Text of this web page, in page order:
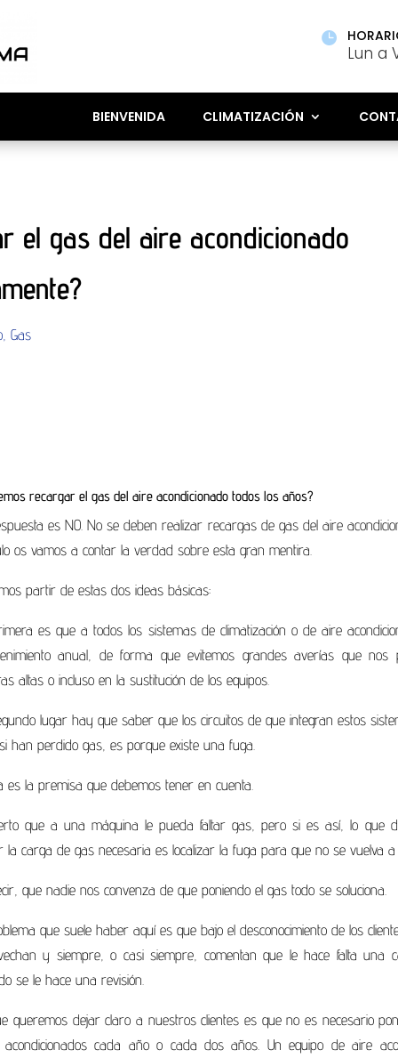

Lun a
BIENVENIDA CLIMATIZACIÓN
el gas del aire acondicionado
,Gas
recargar el gas del aire acondicionado todos los años?
es NO. No se deben realizar recargas de gas del aire
os vamos a contar la verdad sobre esta gran mentira.
partir de estas dos ideas básicas:
es que a todos los sistemas de climatización o de aire
anual, de forma que evitemos grandes averías que nos
altas o incluso en la sustitución de los equipos.
lugar hay que saber que los circuitos de que integran estos
han perdido gas, es porque existe una fuga.
es la premisa que debemos tener en cuenta.
que a una máquina le pueda faltar gas, pero si es así, lo que
la carga de gas necesaria es localizar la fuga para que no se vuelva a
que nadie nos convenza de que poniendo el gas todo se soluciona.
que suele haber aquí es que bajo el desconocimiento de los
y siempre, o casi siempre, comentan que le hace falta una
se le hace una revisión.
queremos dejar claro a nuestros clientes es que no es necesario
acondicionados cada año o cada dos años. Un equipo de aire